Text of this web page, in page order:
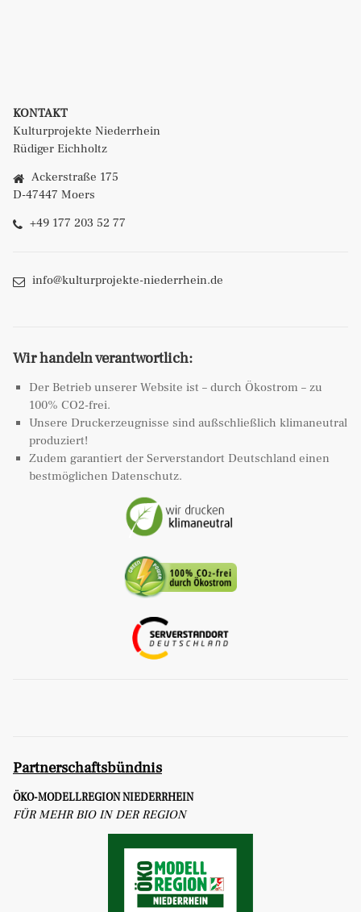
KONTAKT
Kulturprojekte Niederrhein
Rüdiger Eichholtz
Ackerstraße 175
D-47447 Moers
+49 177 203 52 77
info@kulturprojekte-niederrhein.de
Wir handeln verantwortlich:
Der Betrieb unserer Website ist – durch Ökostrom – zu
100% CO2-frei.
Unsere Druckerzeugnisse sind außschließlich klimaneutral
produziert!
Zudem garantiert der Serverstandort Deutschland einen
bestmöglichen Datenschutz.
Partnerschaftsbündnis
ÖKO-MODELLREGION NIEDERRHEIN
FÜR MEHR BIO IN DER REGION